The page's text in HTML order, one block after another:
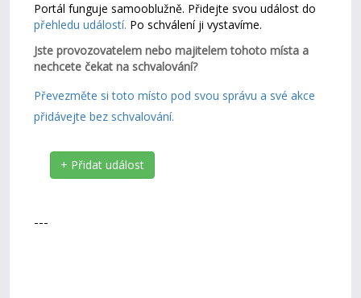
Portál funguje samooblužně. Přidejte svou událost do
přehledu událostí. Po schválení ji vystavíme.
Jste provozovatelem nebo majitelem tohoto místa a
nechcete čekat na schvalování?
Převezměte si toto místo pod svou správu a své akce
přidávejte bez schvalování.
+ Přidat událost
---